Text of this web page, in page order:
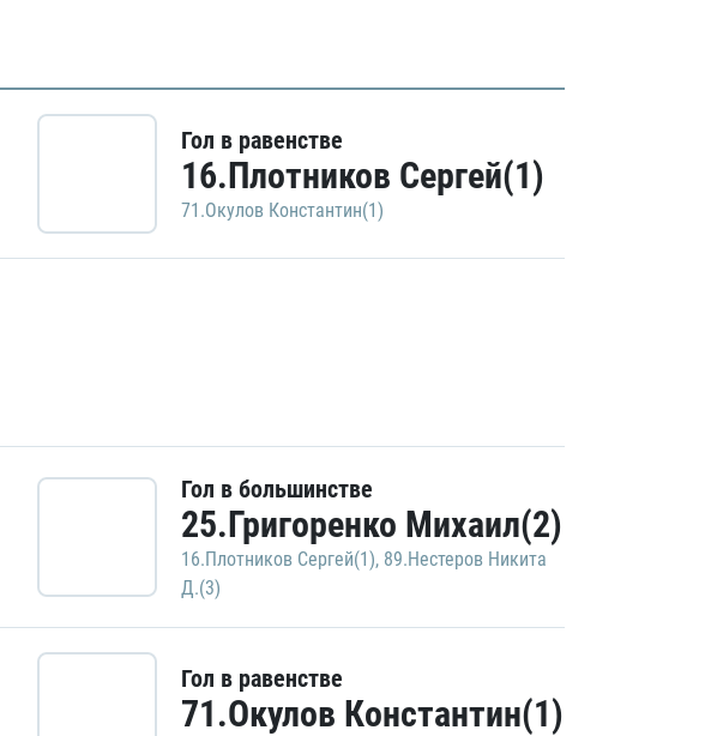
Гол в равенстве
16.Плотников Сергей(1)
71.Окулов Константин(1)
Гол в большинстве
25.Григоренко Михаил(2)
16.Плотников Сергей(1), 89.Нестеров Никита
Д.(3)
Гол в равенстве
71.Окулов Константин(1)